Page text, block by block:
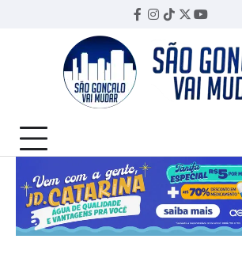
Facebook
Instagram
TikTok
TwitterYouTube